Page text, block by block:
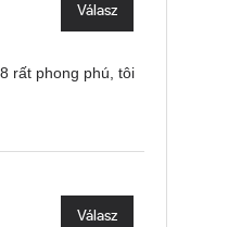
Válasz
rất phong phú, tôi
Válasz